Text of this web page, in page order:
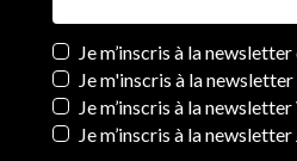
Newsletters
Je m’inscris à la
Je m'inscris à la
Je m’inscris à la
Je m’inscris à la